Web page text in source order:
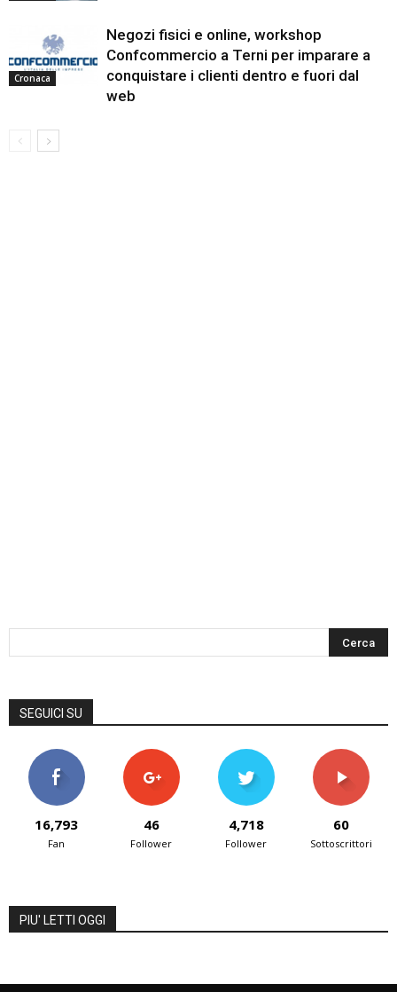
Cronaca
Negozi fisici e online, workshop
Confcommercio a Terni per imparare a
conquistare i clienti dentro e fuori dal
web
SEGUICI SU
16,793
Fan
46
Follower
4,718
Follower
60
Sottoscrittori
PIU' LETTI OGGI